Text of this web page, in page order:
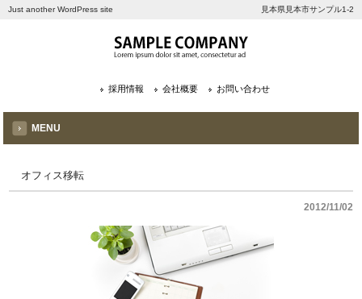
Just another WordPress site 見本県見本市サンプル1-2
採用情報 会社概要 お問い合わせ
MENU
オフィス移転
2012/11/02